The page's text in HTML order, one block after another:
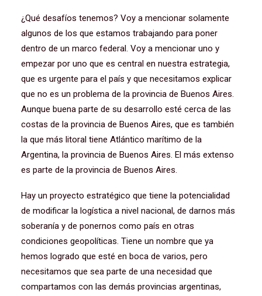
¿Qué desafíos tenemos? Voy a mencionar solamente
algunos de los que estamos trabajando para poner
dentro de un marco federal. Voy a mencionar uno y
empezar por uno que es central en nuestra estrategia,
que es urgente para el país y que necesitamos explicar
que no es un problema de la provincia de Buenos Aires.
Aunque buena parte de su desarrollo esté cerca de las
costas de la provincia de Buenos Aires, que es también
la que más litoral tiene Atlántico marítimo de la
Argentina, la provincia de Buenos Aires. El más extenso
es parte de la provincia de Buenos Aires.
Hay un proyecto estratégico que tiene la potencialidad
de modificar la logística a nivel nacional, de darnos más
soberanía y de ponernos como país en otras
condiciones geopolíticas. Tiene un nombre que ya
hemos logrado que esté en boca de varios, pero
necesitamos que sea parte de una necesidad que
compartamos con las demás provincias argentinas,